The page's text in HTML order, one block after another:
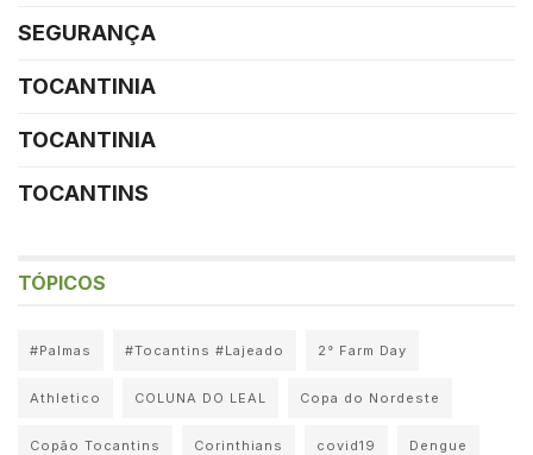
SEGURANÇA
TOCANTINIA
TOCANTINIA
TOCANTINS
TÓPICOS
#Palmas #Tocantins #Lajeado 2° Farm Day
Athletico COLUNA DO LEAL Copa do Nordeste
Copão Tocantins Corinthians covid19 Dengue